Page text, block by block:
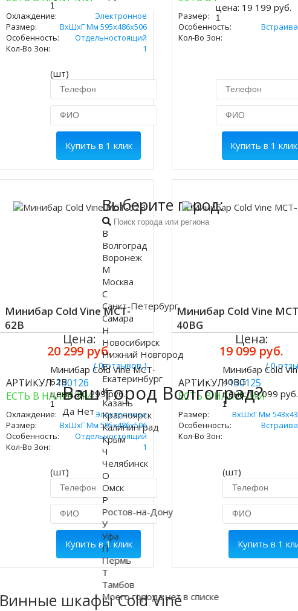
Охлаждение:
Электронное
Размер:
ВxШxГ Мм 595х486х506
Особенность:
Отдельностоящий
Кол-Во Зон:
1
(шт)
Купить в 1 клик
Размер:
ВxШxГ Мм
Особенность:
Кол-Во Зон:
цена: 19 199 руб.
Купить в 1 клик
Минибар Cold Vine MCT-
62B
( 0 отзывов )
АРТИКУЛ:130126
ЕСТЬ В НАЛИЧИИ
Охлаждение:
Электронное
Размер:
ВxШxГ Мм 595х486х506
Особенность:
Отдельностоящий
Кол-Во Зон:
1
Цена:
20 299 руб.
Купить
Минибар Cold Vine MCT-
62B
цена:20 299 руб.
(шт)
Купить в 1 клик
Минибар Cold Vine
40BG
( 0
АРТИКУЛ:130125
ЕСТЬ В НАЛИЧИИ
Размер:
ВxШxГ Мм
Особенность:
Кол-Во Зон:
Цена:
19 099 руб.
Купить
Минибар Cold
40BG
цена:19 099 руб.
(шт)
Купить в 1
Винные шкафы Cold Vine
Ваш город Волгоград?
Да Нет
Выберите город:
В
Волгоград
Воронеж
М
Москва
С
Санкт-Петербург
Самара
Н
Новосибирск
Нижний Новгород
Е
Екатеринбург
К
Казань
Красноярск
Калининград
Крым
Ч
Челябинск
О
Омск
Р
Ростов-на-Дону
У
Уфа
П
Пермь
Т
Тамбов
Моего города нет в списке